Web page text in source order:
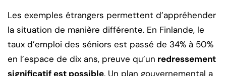
Les exemples étrangers permettent d’appréhender
la situation de manière différente. En Finlande, le
taux d’emploi des séniors est passé de 34% à 50%
en l’espace de dix ans, preuve qu’un redressement
significatif est possible. Un plan gouvernemental a